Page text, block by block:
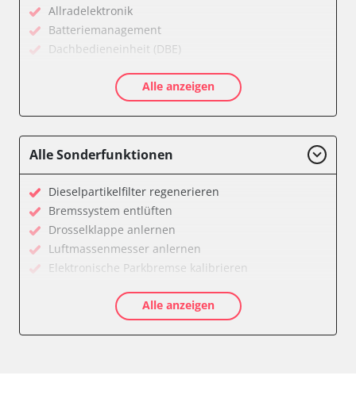
Allradelektronik
Batteriemanagement
Dachbedieneinheit (DBE)
Elektrischer Fensterheber
Feststellbremse (EPB / SBC)
Getriebesteuerung
Klimaanlage
Kombiinstrument
Lenksäuleneinheit
Lichtsteuerung
Motorsteuerung (EMS)
Motorsteuerung 2 (EMS)
Navigationssystem
Alle anzeigen
Alle Sonderfunktionen
Dieselpartikelfilter regenerieren
Bremssystem entlüften
Drosselklappe anlernen
Luftmassenmesser anlernen
Elektronische Parkbremse kalibrieren
Dieselpartikelfilter wechseln
Einspritzdüsen anlernen
Alle anzeigen